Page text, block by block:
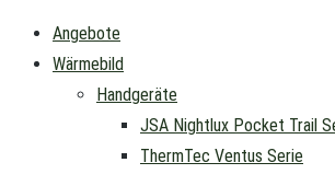
Angebote
Wärmebild
Handgeräte
JSA Nightlux Pocket Trail
ThermTec Ventus Serie